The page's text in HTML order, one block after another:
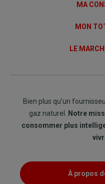
MA
MON
LE
Bien plus qu’un
gaz naturel. Notre
consommer plus
À propos